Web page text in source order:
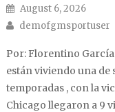
Posted on
August 6, 2026
Author
demofgmsportuser
Por: Florentino
están viviendo una de
temporadas , con la
Chicago llegaron a 9